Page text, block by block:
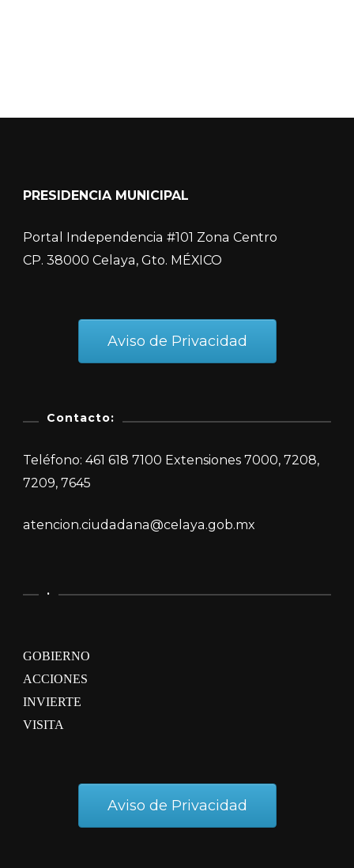
PRESIDENCIA MUNICIPAL
Portal Independencia #101 Zona Centro
CP. 38000 Celaya, Gto. MÉXICO
Aviso de Privacidad
Contacto:
Teléfono: 461 618 7100 Extensiones 7000, 7208,
7209, 7645
atencion.ciudadana@celaya.gob.mx
.
GOBIERNO
ACCIONES
INVIERTE
VISITA
Aviso de Privacidad